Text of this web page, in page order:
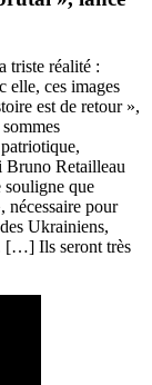
triste réalité :
elle, ces images
est de retour »,
Bruno Retailleau
souligne que
nécessaire pour
Ukrainiens,
[…] Ils seront très